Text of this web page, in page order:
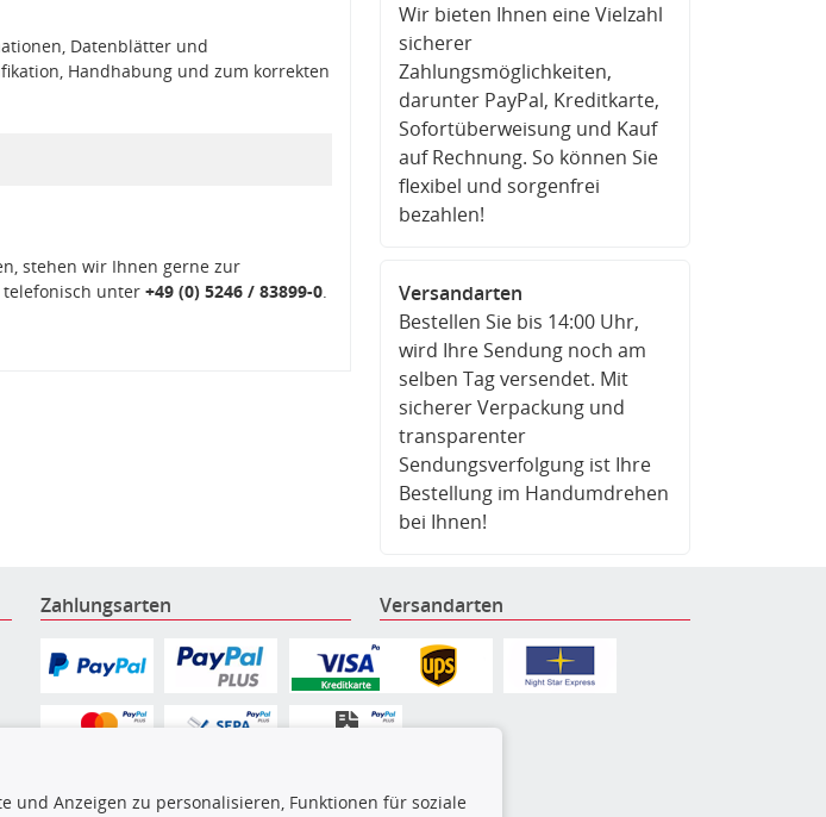
Datenblätter und
Handhabung und zum korrekten
stehen wir Ihnen gerne zur
unter +49 (0) 5246 / 83899-0.
Wir bieten Ihnen eine Vielzahl
sicherer
Zahlungsmöglichkeiten,
darunter PayPal, Kreditkarte,
Sofortüberweisung und Kauf
auf Rechnung. So können Sie
flexibel und sorgenfrei
bezahlen!
Versandarten
Bestellen Sie bis 14:00 Uhr,
wird Ihre Sendung noch am
selben Tag versendet. Mit
sicherer Verpackung und
transparenter
Sendungsverfolgung ist Ihre
Bestellung im Handumdrehen
bei Ihnen!
Zahlungsarten Versandarten
und Anzeigen zu personalisieren, Funktionen für soziale